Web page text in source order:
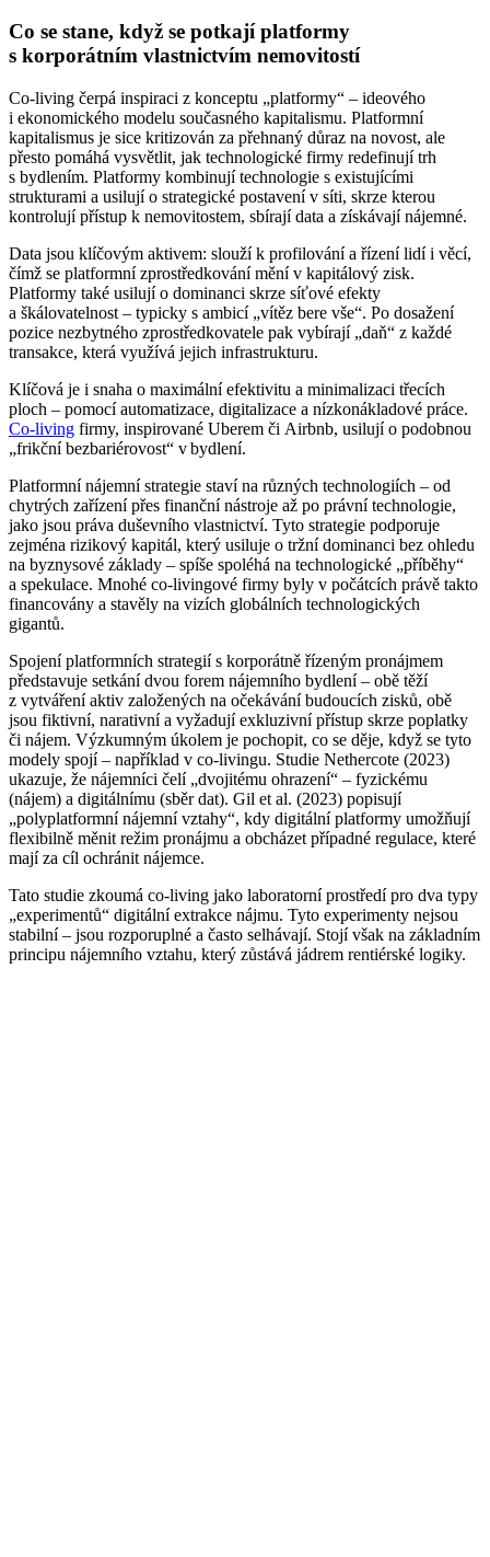
Co se stane, když se potkají platformy
s korporátním vlastnictvím nemovitostí
Co-living čerpá inspiraci z konceptu „platformy“ – ideového
i ekonomického modelu současného kapitalismu. Platformní
kapitalismus je sice kritizován za přehnaný důraz na novost, ale
přesto pomáhá vysvětlit, jak technologické firmy redefinují trh
s bydlením. Platformy kombinují technologie s existujícími
strukturami a usilují o strategické postavení v síti, skrze kterou
kontrolují přístup k nemovitostem, sbírají data a získávají nájemné.
Data jsou klíčovým aktivem: slouží k profilování a řízení lidí i věcí,
čímž se platformní zprostředkování mění v kapitálový zisk.
Platformy také usilují o dominanci skrze síťové efekty
a škálovatelnost – typicky s ambicí „vítěz bere vše“. Po dosažení
pozice nezbytného zprostředkovatele pak vybírají „daň“ z každé
transakce, která využívá jejich infrastrukturu.
Klíčová je i snaha o maximální efektivitu a minimalizaci třecích
ploch – pomocí automatizace, digitalizace a nízkonákladové práce.
Co-living firmy, inspirované Uberem či Airbnb, usilují o podobnou
„frikční bezbariérovost“ v bydlení.
Platformní nájemní strategie staví na různých technologiích – od
chytrých zařízení přes finanční nástroje až po právní technologie,
jako jsou práva duševního vlastnictví. Tyto strategie podporuje
zejména rizikový kapitál, který usiluje o tržní dominanci bez ohledu
na byznysové základy – spíše spoléhá na technologické „příběhy“
a spekulace. Mnohé co-livingové firmy byly v počátcích právě takto
financovány a stavěly na vizích globálních technologických
gigantů.
Spojení platformních strategií s korporátně řízeným pronájmem
představuje setkání dvou forem nájemního bydlení – obě těží
z vytváření aktiv založených na očekávání budoucích zisků, obě
jsou fiktivní, narativní a vyžadují exkluzivní přístup skrze poplatky
či nájem. Výzkumným úkolem je pochopit, co se děje, když se tyto
modely spojí – například v co-livingu. Studie Nethercote (2023)
ukazuje, že nájemníci čelí „dvojitému ohrazení“ – fyzickému
(nájem) a digitálnímu (sběr dat). Gil et al. (2023) popisují
„polyplatformní nájemní vztahy“, kdy digitální platformy umožňují
flexibilně měnit režim pronájmu a obcházet případné regulace, které
mají za cíl ochránit nájemce.
Tato studie zkoumá co-living jako laboratorní prostředí pro dva typy
„experimentů“ digitální extrakce nájmu. Tyto experimenty nejsou
stabilní – jsou rozporuplné a často selhávají. Stojí však na základním
principu nájemního vztahu, který zůstává jádrem rentiérské logiky.